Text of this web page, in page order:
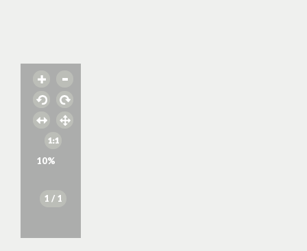
10%
1 / 1